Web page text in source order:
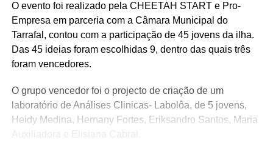
O evento foi realizado pela CHEETAH START e Pro-
Empresa em parceria com a Câmara Municipal do
Tarrafal, contou com a participação de 45 jovens da ilha.
Das 45 ideias foram escolhidas 9, dentro das quais três
foram vencedores.
O grupo vencedor foi o projecto de criação de um
laboratório de Análises Clinicas- Labolôa, de 5 jovens,
Heidy Medina, Hernany Fortes, Eriksandro Santos, Maria